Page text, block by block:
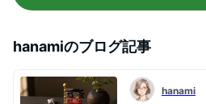
hanamiのブログ記事
hanami